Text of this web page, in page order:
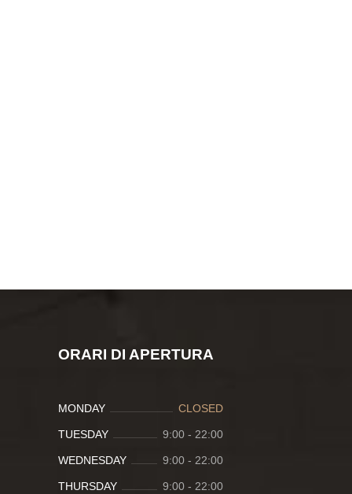
ORARI DI APERTURA
MONDAY CLOSED
TUESDAY 9:00 - 22:00
WEDNESDAY 9:00 - 22:00
THURSDAY 9:00 - 22:00